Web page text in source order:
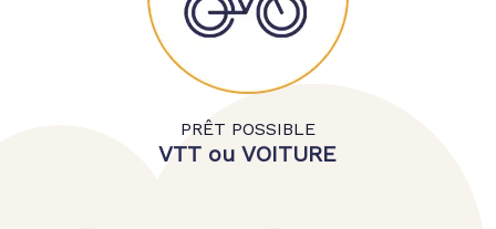
PRÊT POSSIBLE
VTT ou VOITURE